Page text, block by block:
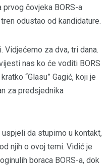
prvog čovjeka BORS-a
odustao od kandidature.
Vidjećemo za dva, tri dana.
nas ko će voditi BORS
“Glasu” Gagić, koji je
za predsjednika
da stupimo u kontakt,
njih o ovoj temi. Vidić je
boraca BORS-a, dok